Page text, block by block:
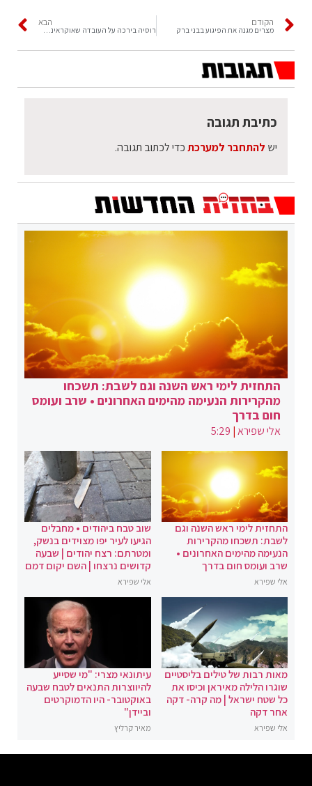
הקודם
מצרים מגנה את הפיגוע בבני ברק
הבא
כתיבת תגובה
יש להתחבר למערכתכדי לכתוב תגובה.
התחזית לימי ראש השנה וגם לשבת: תשכחו
מהקרירות הנעימה מהימים האחרונים • שרב ועומס
חום בדרך
אלי שפירא|
5:29
התחזית לימי ראש השנה וגם
לשבת: תשכחו מהקרירות
הנעימה מהימים האחרונים •
שרב ועומס חום בדרך
אלי שפירא
שוב טבח ביהודים • מחבלים
הגיעו לעיר יפו מצוידים בנשק,
ומטרתם: רצח יהודים | שבעה
קדושים נרצחו | השם יקום דמם
אלי שפירא
מאות רבות של טילים בליסטיים
שוגרו הלילה מאיראן וכיסו את
כל שטח ישראל | מה קרה- דקה
אחר דקה
אלי שפירא
עיתונאי מצרי: "מי שסייע
להיווצרות התנאים לטבח שבעה
באוקטובר- היו הדמוקרטים
וביידן"
מאיר קרליץ